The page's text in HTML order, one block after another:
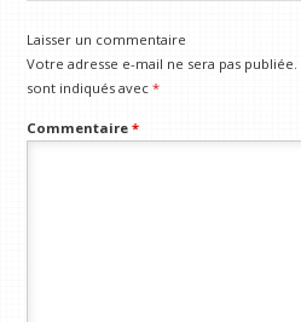
Laisser un commentaire
Votre adresse e-mail ne sera pas publiée.
sont indiqués avec*
Commentaire*